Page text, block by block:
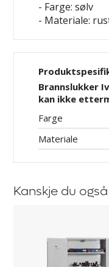
- Farge: sølv
- Materiale:
Brannslukker
kan ikke
Farge
Materiale
Kanskje du